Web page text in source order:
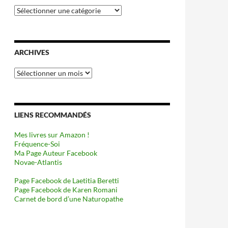
Catégories
ARCHIVES
Archives
LIENS RECOMMANDÉS
Mes livres sur Amazon !
Fréquence-Soi
Ma Page Auteur Facebook
Novae-Atlantis
Page Facebook de Laetitia Beretti
Page Facebook de Karen Romani
Carnet de bord d’une Naturopathe